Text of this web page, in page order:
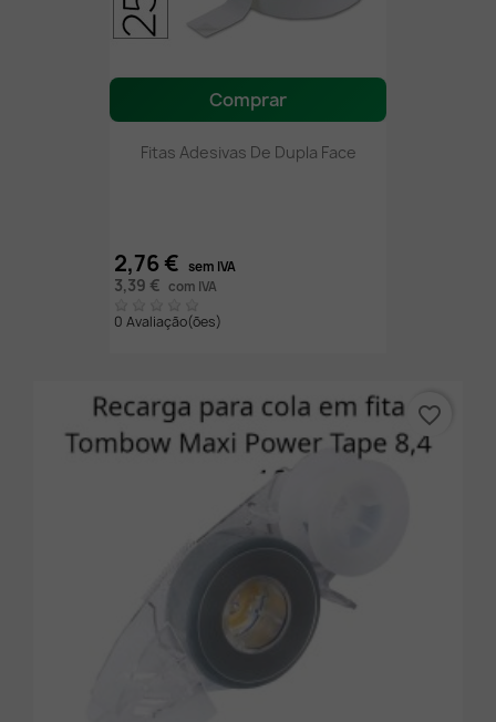
Comprar
Fitas Adesivas De Dupla Face
2,76 € sem IVA
3,39 € com IVA
0 Avaliação(ões)
favorite_border